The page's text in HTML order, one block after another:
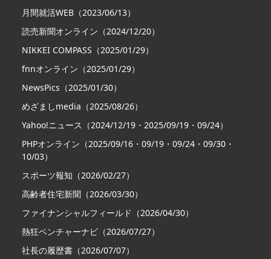
月間就活WEB（2023/06/13）
読売新聞オンライン（2024/12/20）
NIKKEI COMPASS（2025/01/29）
fnnオンライン（2025/01/29）
NewsPics（2025/01/30）
めざましmedia（2025/08/26）
Yahoo!ニュース（2024/12/19・2025/09/19・09/24）
PHPオンライン（2025/09/16・09/19・09/24・09/30・
10/03）
スポーツ報知（2026/02/27）
高齢者住宅新聞（2026/03/30）
ファイナンシャルフィールド（2026/04/30）
熱狂ベンチャーナビ（2026/07/27）
社長の履歴書（2026/07/07）